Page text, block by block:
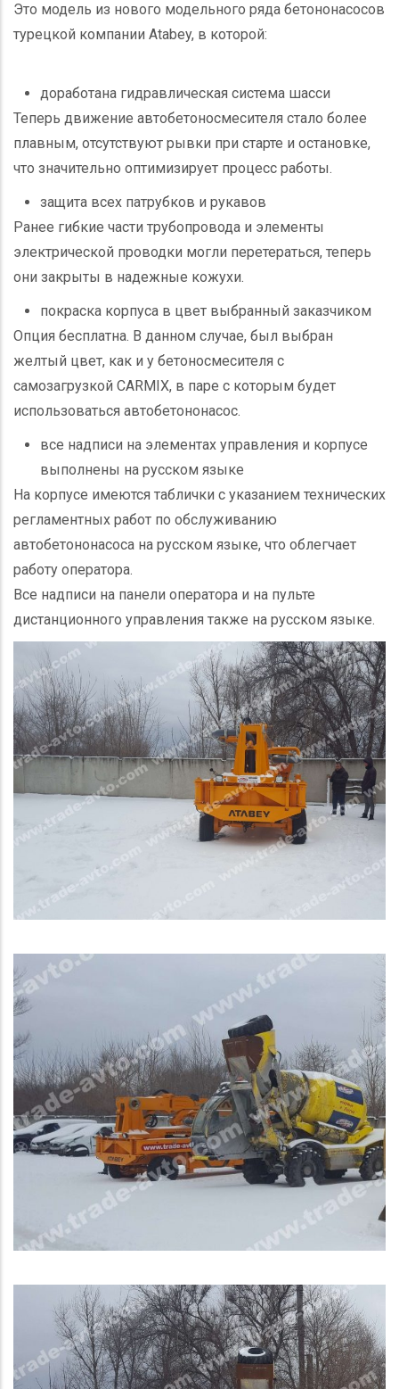
Это модель из нового модельного ряда бетононасосов
турецкой компании Atabey, в которой:
доработана гидравлическая система шасси
Теперь движение автобетоносмесителя стало более
плавным, отсутствуют рывки при старте и остановке,
что значительно оптимизирует процесс работы.
защита всех патрубков и рукавов
Ранее гибкие части трубопровода и элементы
электрической проводки могли перетераться, теперь
они закрыты в надежные кожухи.
покраска корпуса в цвет выбранный заказчиком
Опция бесплатна. В данном случае, был выбран
желтый цвет, как и у бетоносмесителя с
самозагрузкой CARMIX, в паре с которым будет
использоваться автобетононасос.
все надписи на элементах управления и корпусе
выполнены на русском языке
На корпусе имеются таблички с указанием технических
регламентных работ по обслуживанию
автобетононасоса на русском языке, что облегчает
работу оператора.
Все надписи на панели оператора и на пульте
дистанционного управления также на русском языке.